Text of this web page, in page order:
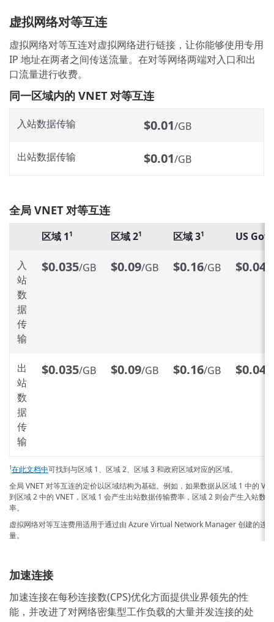
虚拟网络对等互连
虚拟网络对等互连对虚拟网络进行链接，让你能够使用专用
IP 地址在两者之间传送流量。在对等网络两端对入口和出
口流量进行收费。
同一区域内的 VNET 对等互连
入站数据传输 $0.01/GB
出站数据传输 $0.01/GB
全局 VNET 对等互连
区域 11 区域 21 区域 31 US Gov
入
站
数
据
传
输
$0.035/GB $0.09/GB $0.16/GB $0.044
出
站
数
据
传
输
$0.035/GB $0.09/GB $0.16/GB $0.044
1 在此文档中可找到与区域 1、区域 2、区域 3 和政府区域对应的区域。
全局 VNET 对等互连的定价以区域结构为基础。例如，如果数据从区域 1 中的
到区域 2 中的 VNET，区域 1 会产生出站数据传输费率，区域 2 则会产生入站数
率。
虚拟网络对等互连费用适用于通过由 Azure Virtual Network Manager 创建的连
量。
加速连接
加速连接在每秒连接数(CPS)优化方面提供业界领先的性
能，并改进了对网络密集型工作负载的大量并发连接的处